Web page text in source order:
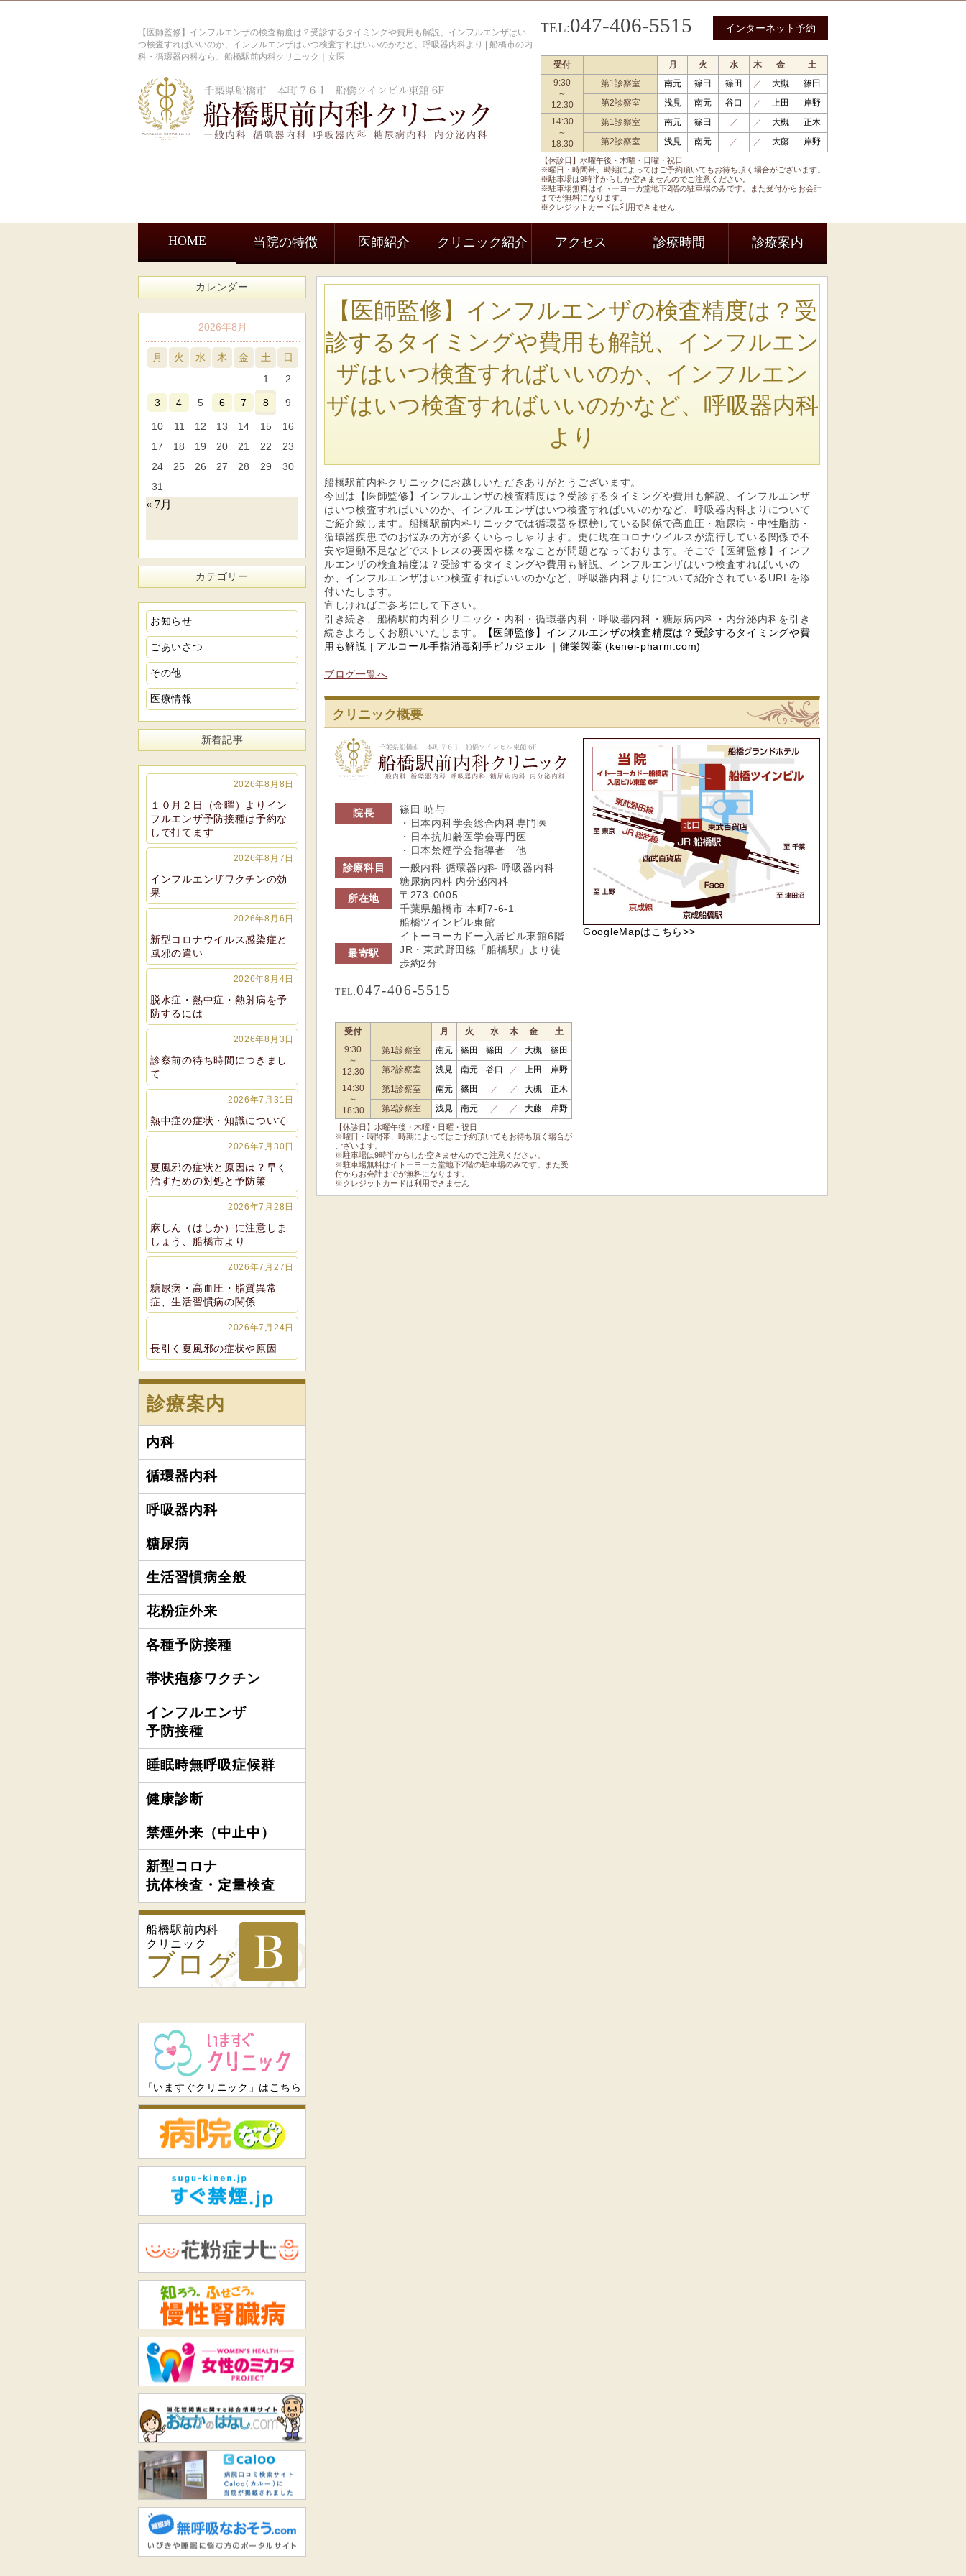
【医師監修】インフルエンザの検査精度は？受診するタイミングや費用も解説、インフルエンザはい
つ検査すればいいのか、インフルエンザはいつ検査すればいいのかなど、呼吸器内科より | 船橋市の内
科・循環器内科なら、船橋駅前内科クリニック｜女医
船橋駅前内科クリニック 一般内科 循環器内科 呼吸器内科 糖尿病内科 内分泌内科
TEL:047-406-5515 インターネット予約
【休診日】水曜午後・木曜・日曜・祝日
※曜日・時間帯、時期によってはご予約頂いてもお待ち頂く場合がございます。
※駐車場は9時半からしか空きませんのでご注意ください。
※駐車場無料はイトーヨーカ堂地下2階の駐車場のみです。また受付からお会計
までが無料になります。
※クレジットカードは利用できません
受付 月 火 水 木 金
土
9:30
～
12:30
第1診察室 南元 篠田 篠田 ／ 大槻
篠田
第2診察室
浅見 南元 谷口 ／ 上田
岸野
14:30
～
18:30
第1診察室 南元 篠田 ／ ／ 大槻
正木
第2診察室
浅見 南元 ／ ／ 大藤 岸野
HOME 当院の特徴 医師紹介 クリニック紹介 アクセス 診療時間 診療案内
【医師監修】インフルエンザの検査精度は？受
診するタイミングや費用も解説、インフルエン
ザはいつ検査すればいいのか、インフルエン
ザはいつ検査すればいいのかなど、呼吸器内科
より
船橋駅前内科クリニックにお越しいただきありがとうございます。
今回は【医師監修】インフルエンザの検査精度は？受診するタイミングや費用も解説、インフルエンザ
はいつ検査すればいいのか、インフルエンザはいつ検査すればいいのかなど、呼吸器内科よりについて
ご紹介致します。船橋駅前内科リニックでは循環器を標榜している関係で高血圧・糖尿病・中性脂肪・
循環器疾患でのお悩みの方が多くいらっしゃります。更に現在コロナウイルスが流行している関係で不
安や運動不足などでストレスの要因や様々なことが問題となっております。そこで【医師監修】インフ
ルエンザの検査精度は？受診するタイミングや費用も解説、インフルエンザはいつ検査すればいいの
か、インフルエンザはいつ検査すればいいのかなど、呼吸器内科よりについて紹介されているURLを添
付いたします。
宜しければご参考にして下さい。
引き続き、船橋駅前内科クリニック・内科・循環器内科・呼吸器内科・糖尿病内科・内分泌内科を引き
続きよろしくお願いいたします。
【医師監修】インフルエンザの検査精度は？受診するタイミングや費
用も解説 | アルコール手指消毒剤手ピカジェル ｜健栄製薬 (kenei-pharm.com)
ブログ一覧へ
クリニック概要
船橋駅前内科クリニック
院長
篠田 暁与
・日本内科学会総合内科専門医
・日本抗加齢医学会専門医
・日本禁煙学会指導者 他
診療科目
一般内科 循環器内科 呼吸器内科
糖尿病内科 内分泌内科
所在地
〒273-0005
千葉県船橋市 本町7-6-1
船橋ツインビル東館
イトーヨーカドー入居ビル東館6階
最寄駅
JR・東武野田線「船橋駅」より徒
歩約2分
TEL.047-406-5515
【休診日】水曜午後・木曜・日曜・祝日
※曜日・時間帯、時期によってはご予約頂いてもお待ち頂く場合が
ございます。
※駐車場は9時半からしか空きませんのでご注意ください。
※駐車場無料はイトーヨーカ堂地下2階の駐車場のみです。また受
付からお会計までが無料になります。
※クレジットカードは利用できません
受付 月 火 水 木 金
土
9:30
～
12:30
第1診察室 南元 篠田 篠田 ／ 大槻
篠田
第2診察室
浅見 南元 谷口 ／ 上田
岸野
14:30
～
18:30
第1診察室 南元 篠田 ／ ／ 大槻
正木
第2診察室
浅見 南元 ／ ／ 大藤 岸野
GoogleMapはこちら>>
カレンダー
2026年8月
月 火 水 木 金 土
日
1
2
3 4 5 6 7 8 9
10 11 12 13 14 15
16
17
18 19 20 21 22
23
24
25 26 27 28 29
30
31
« 7月
カテゴリー
お知らせ
ごあいさつ
その他
医療情報
新着記事
2026年8月8日
１０月２日（金曜）よりイン
フルエンザ予防接種は予約な
しで打てます
2026年8月7日
インフルエンザワクチンの効
果
2026年8月6日
新型コロナウイルス感染症と
風邪の違い
2026年8月4日
脱水症・熱中症・熱射病を予
防するには
2026年8月3日
診察前の待ち時間につきまし
て
2026年7月31日
熱中症の症状・知識について
2026年7月30日
夏風邪の症状と原因は？早く
治すための対処と予防策
2026年7月28日
麻しん（はしか）に注意しま
しょう、船橋市より
2026年7月27日
糖尿病・高血圧・脂質異常
症、生活習慣病の関係
2026年7月24日
長引く夏風邪の症状や原因
診療案内
内科
循環器内科
呼吸器内科
糖尿病
生活習慣病全般
花粉症外来
各種予防接種
帯状疱疹ワクチン
インフルエンザ
予防接種
睡眠時無呼吸症候群
健康診断
禁煙外来（中止中）
新型コロナ
抗体検査・定量検査
船橋駅前内科
クリニック
ブログ
「いますぐクリニック」はこちら